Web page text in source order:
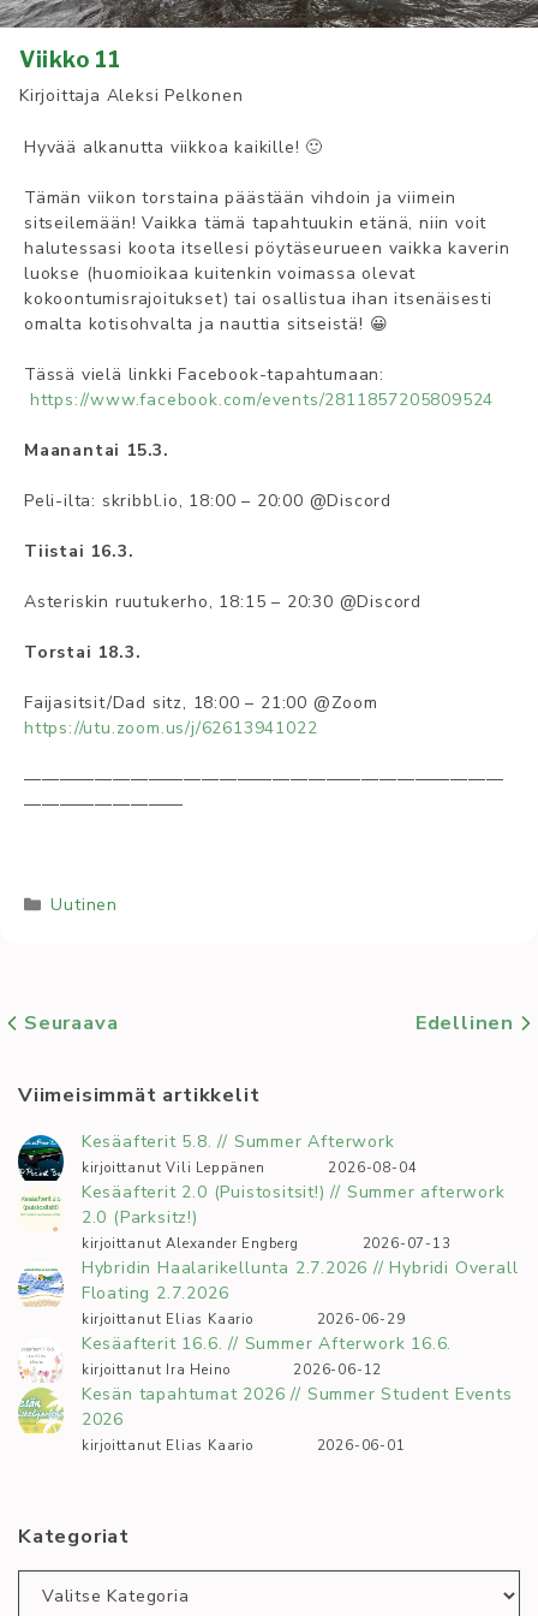
Viikko 11
Kirjoittaja Aleksi Pelkonen
Hyvää alkanutta viikkoa kaikille! 🙂
Tämän viikon torstaina päästään vihdoin ja viimein
sitseilemään! Vaikka tämä tapahtuukin etänä, niin voit
halutessasi koota itsellesi pöytäseurueen vaikka kaverin
luokse (huomioikaa kuitenkin voimassa olevat
kokoontumisrajoitukset) tai osallistua ihan itsenäisesti
omalta kotisohvalta ja nauttia sitseistä! 😀
Tässä vielä linkki Facebook-tapahtumaan:
https://www.facebook.com/events/2811857205809524
Maanantai 15.3.
Peli-ilta: skribbl.io, 18:00 – 20:00 @Discord
Tiistai 16.3.
Asteriskin ruutukerho, 18:15 – 20:30 @Discord
Torstai 18.3.
Faijasitsit/Dad sitz, 18:00 – 21:00 @Zoom
https://utu.zoom.us/j/62613941022
———————————————————————————
—————————
Kategoriat
Uutinen
Seuraava Edellinen
Viimeisimmät artikkelit
Kesäafterit 5.8. // Summer Afterwork
kirjoittanut Vili Leppänen 2026-08-04
Kesäafterit 2.0 (Puistositsit!) // Summer afterwork
2.0 (Parksitz!)
kirjoittanut Alexander Engberg 2026-07-13
Hybridin Haalarikellunta 2.7.2026 // Hybridi Overall
Floating 2.7.2026
kirjoittanut Elias Kaario 2026-06-29
Kesäafterit 16.6. // Summer Afterwork 16.6.
kirjoittanut Ira Heino 2026-06-12
Kesän tapahtumat 2026 // Summer Student Events
2026
kirjoittanut Elias Kaario 2026-06-01
Kategoriat
Kategoriat